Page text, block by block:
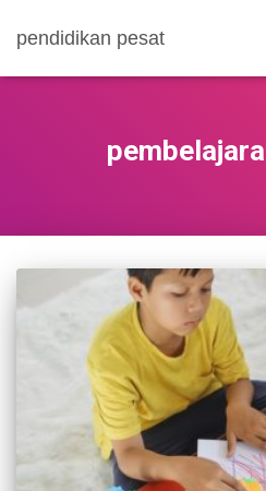
pendidikan pesat